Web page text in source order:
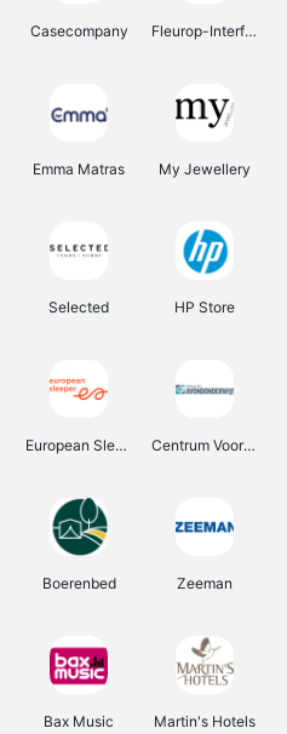
Casecompany Fleurop-Interflora
Emma Matras My Jewellery
Selected HP Store
European Sleeper Centrum Voor Avondonderwijs
Boerenbed Zeeman
Bax Music Martin's Hotels